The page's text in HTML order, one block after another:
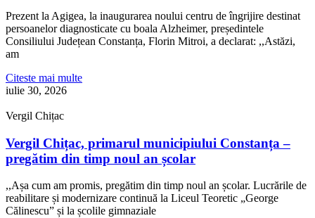
Prezent la Agigea, la inaugurarea noului centru de îngrijire destinat
persoanelor diagnosticate cu boala Alzheimer, președintele
Consiliului Județean Constanța, Florin Mitroi, a declarat: ,,Astăzi,
am
Citeste mai multe
iulie 30, 2026
Vergil Chițac
Vergil Chițac, primarul municipiului Constanța –
pregătim din timp noul an școlar
,,Așa cum am promis, pregătim din timp noul an școlar. Lucrările de
reabilitare și modernizare continuă la Liceul Teoretic „George
Călinescu” și la școlile gimnaziale